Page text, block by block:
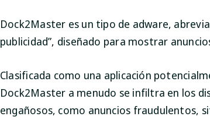
Dock2Master es un tipo de adware,
publicidad”, diseñado para mostrar
Clasificada como una aplicación
Dock2Master a menudo se infiltra en los
engañosos, como anuncios fraudulentos,